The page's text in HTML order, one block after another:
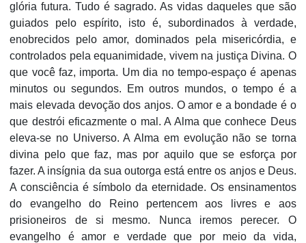
glória futura. Tudo é sagrado. As vidas daqueles que são
guiados pelo espírito, isto é, subordinados à verdade,
enobrecidos pelo amor, dominados pela misericórdia, e
controlados pela equanimidade, vivem na justiça Divina. O
que você faz, importa. Um dia no tempo-espaço é apenas
minutos ou segundos. Em outros mundos, o tempo é a
mais elevada devoção dos anjos. O amor e a bondade é o
que destrói eficazmente o mal. A Alma que conhece Deus
eleva-se no Universo. A Alma em evolução não se torna
divina pelo que faz, mas por aquilo que se esforça por
fazer. A insígnia da sua outorga está entre os anjos e Deus.
A consciência é símbolo da eternidade. Os ensinamentos
do evangelho do Reino pertencem aos livres e aos
prisioneiros de si mesmo. Nunca iremos perecer. O
evangelho é amor e verdade que por meio da vida,